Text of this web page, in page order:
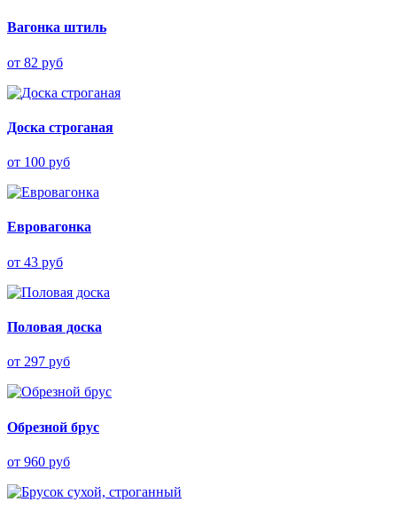
Вагонка штиль
от 82 руб
Доска строганая
от 100 руб
Евровагонка
от 43 руб
Половая доска
от 297 руб
Обрезной брус
от 960 руб